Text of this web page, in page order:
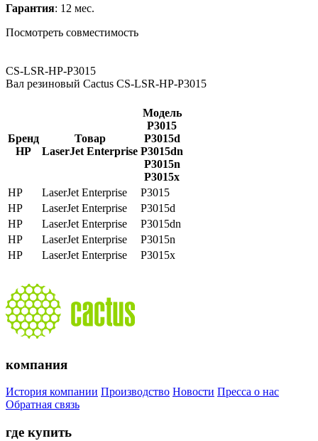
Гарантия: 12 мес.
Посмотреть совместимость
CS-LSR-HP-P3015
Вал резиновый Cactus CS-LSR-HP-P3015
Бренд
HP
Товар
LaserJet Enterprise
Модель
P3015
P3015d
P3015dn
P3015n
P3015x
HP
LaserJet Enterprise
P3015
HP
LaserJet Enterprise
P3015d
HP
LaserJet Enterprise
P3015dn
HP
LaserJet Enterprise
P3015n
HP
LaserJet Enterprise P3015x
компания
История компании Производство Новости Пресса о нас
Обратная связь
где купить